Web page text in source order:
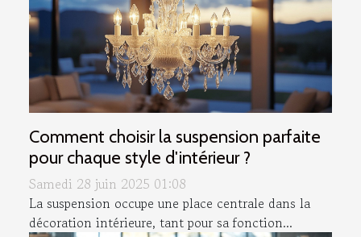
Comment choisir la suspension parfaite
pour chaque style d'intérieur ?
Samedi 28 juin 2025 01:08
La suspension occupe une place centrale dans la
décoration intérieure, tant pour sa fonction...